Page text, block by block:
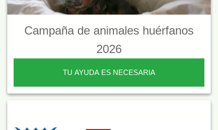
Campaña de animales huérfanos
2026
TU AYUDA ES NECESARIA